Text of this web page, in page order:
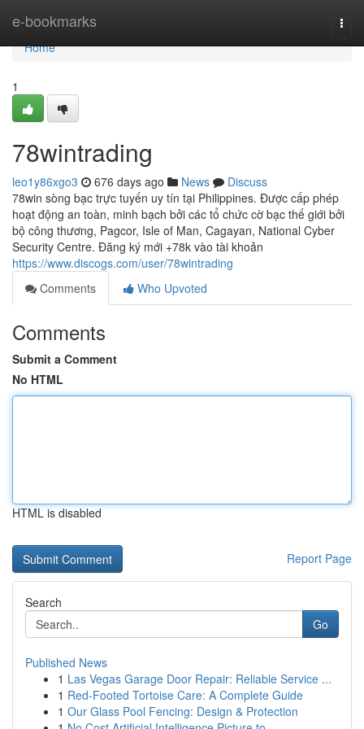
e-bookmarks
Home
Home
1
78wintrading
leo1y86xgo3 676 days ago News
Discuss
78win sòng bạc trực tuyến uy tín tại Philippines. Được cấp phép
hoạt động an toàn, minh bạch bởi các tổ chức cờ bạc thế giới bởi
bộ công thương, Pagcor, Isle of Man, Cagayan, National Cyber
Security Centre. Đăng ký mới +78k vào tài khoản
https://www.discogs.com/user/78wintrading
Comments
Who Upvoted
Comments
Submit a Comment
No HTML
HTML is disabled
Report Page
Search
Go
Published News
1 Las Vegas Garage Door Repair: Reliable Service ...
1 Red-Footed Tortoise Care: A Complete Guide
1 Our Glass Pool Fencing: Design & Protection